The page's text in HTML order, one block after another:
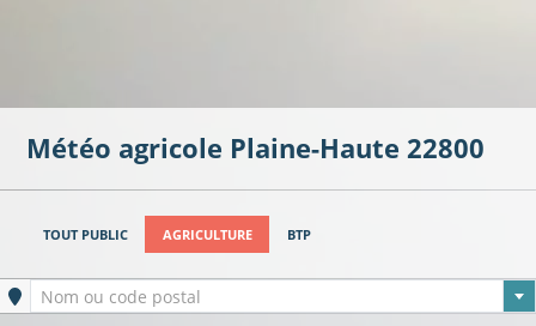
Météo agricole Plaine-Haute 22800
TOUT PUBLIC AGRICULTURE BTP
Ville sélectionnée
Nom ou code postal